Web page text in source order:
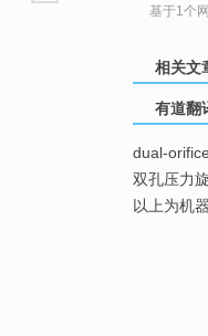
基于1个
相关文
有道翻
dual-
双孔压力
以上为机